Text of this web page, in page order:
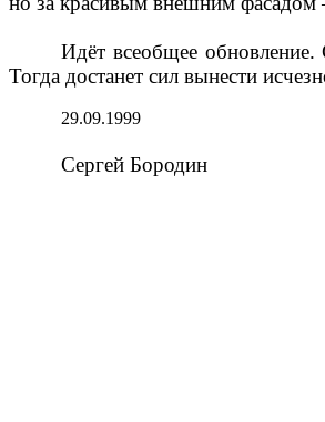
Идёт всеобщее обновление.
Тогда достанет сил вынести
29.09.1999
Сергей Бородин